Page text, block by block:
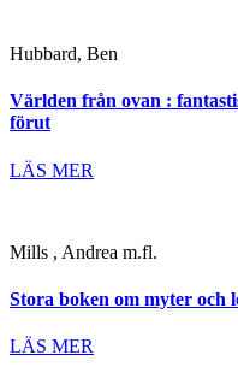
Hubbard, Ben
Världen från ovan :
förut
LÄS MER
Mills , Andrea m.fl.
Stora boken om myter och
LÄS MER